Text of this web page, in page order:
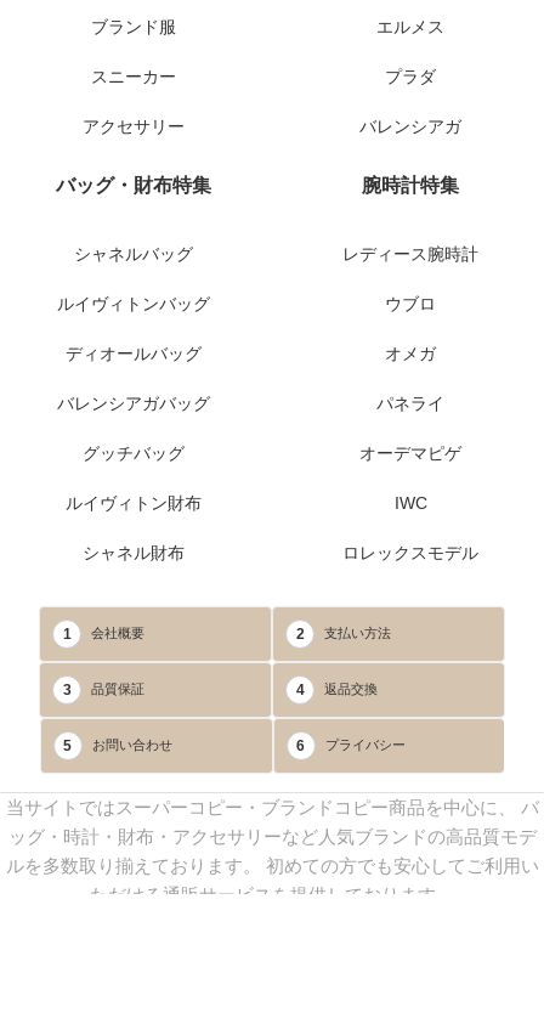
ブランド服
スニーカー
アクセサリー
エルメス
プラダ
バレンシアガ
バッグ・財布特集
シャネルバッグ
ルイヴィトンバッグ
ディオールバッグ
バレンシアガバッグ
グッチバッグ
ルイヴィトン財布
シャネル財布
腕時計特集
レディース腕時計
ウブロ
オメガ
パネライ
オーデマピゲ
IWC
ロレックスモデル
1 会社概要 2 支払い方法
3 品質保証 4 返品交換
5 お問い合わせ 6 プライバシー
当サイトではスーパーコピー・ブランドコピー商品を中心に、 バ
ッグ・時計・財布・アクセサリーなど人気ブランドの高品質モデ
ルを多数取り揃えております。 初めての方でも安心してご利用い
ただける通販サービスを提供しております。